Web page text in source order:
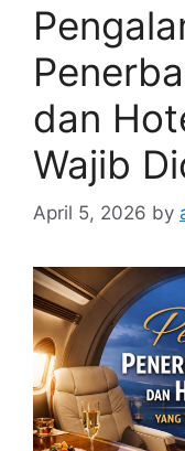
dan
Wajib
April 5, 2026 by